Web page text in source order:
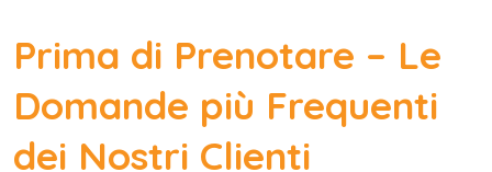
Prima di Prenotare – Le
Domande più Frequenti
dei Nostri Clienti